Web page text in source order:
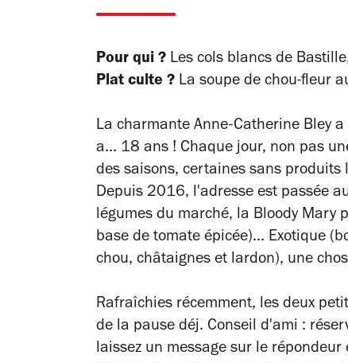
Pour qui ? Les cols blancs de
Plat culte ? La soupe de chou-fleur
La charmante Anne-Catherine Bley
a... 18 ans ! Chaque jour, non pas
des saisons, certaines sans
Depuis 2016, l'adresse est passée
légumes du marché, la Bloody Mary
base de tomate épicée)... Exotique
chou, châtaignes et lardon), une
Rafraîchies récemment, les deux
de la pause déj. Conseil d'ami :
laissez un message sur le